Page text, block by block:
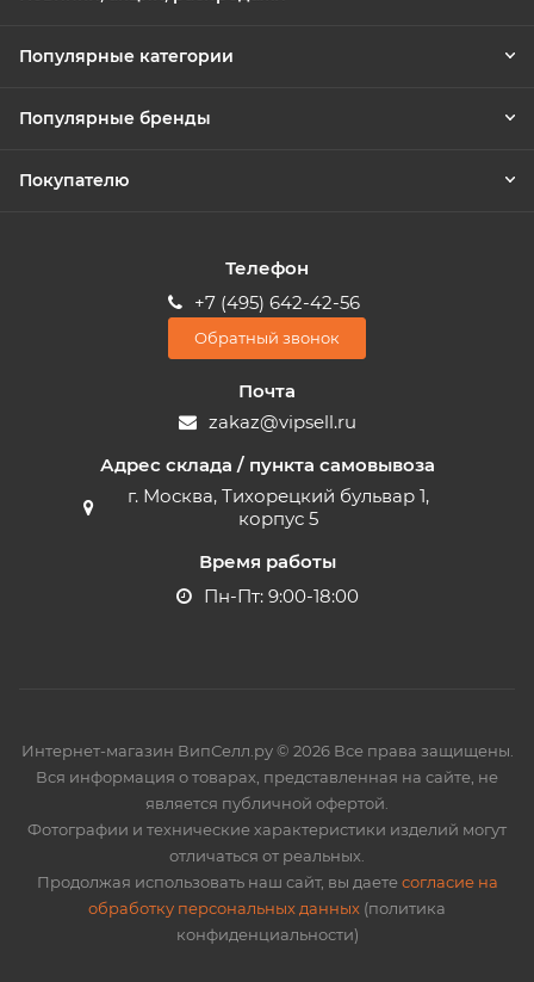
Популярные категории
Популярные бренды
Покупателю
Телефон
+7 (495) 642-42-56
Обратный звонок
Почта
zakaz@vipsell.ru
Адрес склада / пункта самовывоза
г. Москва, Тихорецкий бульвар 1,
корпус 5
Время работы
Пн-Пт: 9:00-18:00
Интернет-магазин ВипСелл.ру © 2026 Все права защищены.
Вся информация о товарах, представленная на сайте, не
является публичной офертой.
Фотографии и технические характеристики изделий могут
отличаться от реальных.
Продолжая использовать наш сайт, вы даетесогласие на
обработку персональных данных (политика
конфиденциальности)